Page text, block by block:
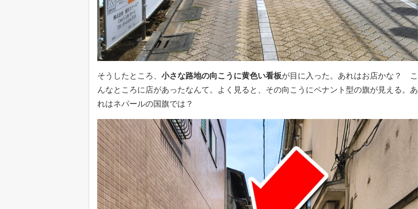
そうしたところ、 小さな路地の向こうに黄色い看板が目に入った。あれはお店かな？ こ
んなところに店があったなんて。よく見ると、その向こうにペナント型の旗が見える。あ
れはネパールの国旗では？